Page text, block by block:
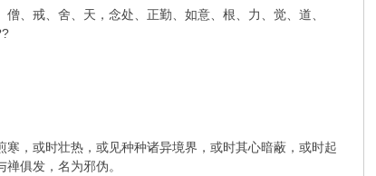
、戒、舍、天，念处、正勤、如意、根、力、觉、道、
，或时壮热，或见种种诸异境界，或时其心暗蔽，或时起
俱发，名为邪伪。